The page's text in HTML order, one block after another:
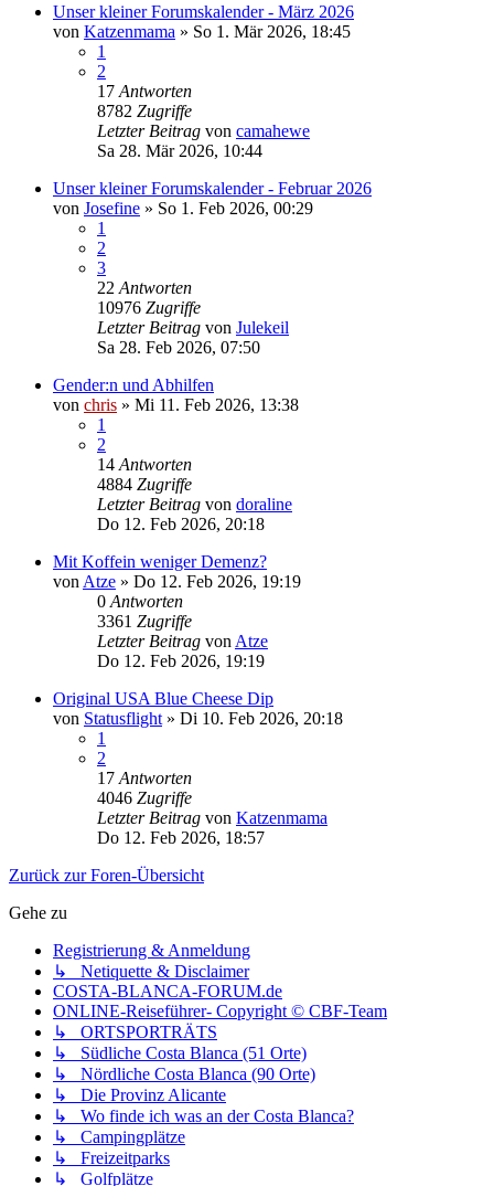
Unser kleiner Forumskalender - März 2026
von Katzenmama » So 1. Mär 2026, 18:45
1
2
17 Antworten
8782 Zugriffe
Letzter Beitrag von camahewe
Sa 28. Mär 2026, 10:44
Unser kleiner Forumskalender - Februar 2026
von Josefine » So 1. Feb 2026, 00:29
1
2
3
22 Antworten
10976 Zugriffe
Letzter Beitrag von Julekeil
Sa 28. Feb 2026, 07:50
Gender:n und Abhilfen
von chris » Mi 11. Feb 2026, 13:38
1
2
14 Antworten
4884 Zugriffe
Letzter Beitrag von doraline
Do 12. Feb 2026, 20:18
Mit Koffein weniger Demenz?
von Atze » Do 12. Feb 2026, 19:19
0 Antworten
3361 Zugriffe
Letzter Beitrag von Atze
Do 12. Feb 2026, 19:19
Original USA Blue Cheese Dip
von Statusflight » Di 10. Feb 2026, 20:18
1
2
17 Antworten
4046 Zugriffe
Letzter Beitrag von Katzenmama
Do 12. Feb 2026, 18:57
Zurück zur Foren-Übersicht
Gehe zu
Registrierung & Anmeldung
↳ Netiquette & Disclaimer
COSTA-BLANCA-FORUM.de
ONLINE-Reiseführer- Copyright © CBF-Team
↳ ORTSPORTRÄTS
↳ Südliche Costa Blanca (51 Orte)
↳ Nördliche Costa Blanca (90 Orte)
↳ Die Provinz Alicante
↳ Wo finde ich was an der Costa Blanca?
↳ Campingplätze
↳ Freizeitparks
↳ Golfplätze